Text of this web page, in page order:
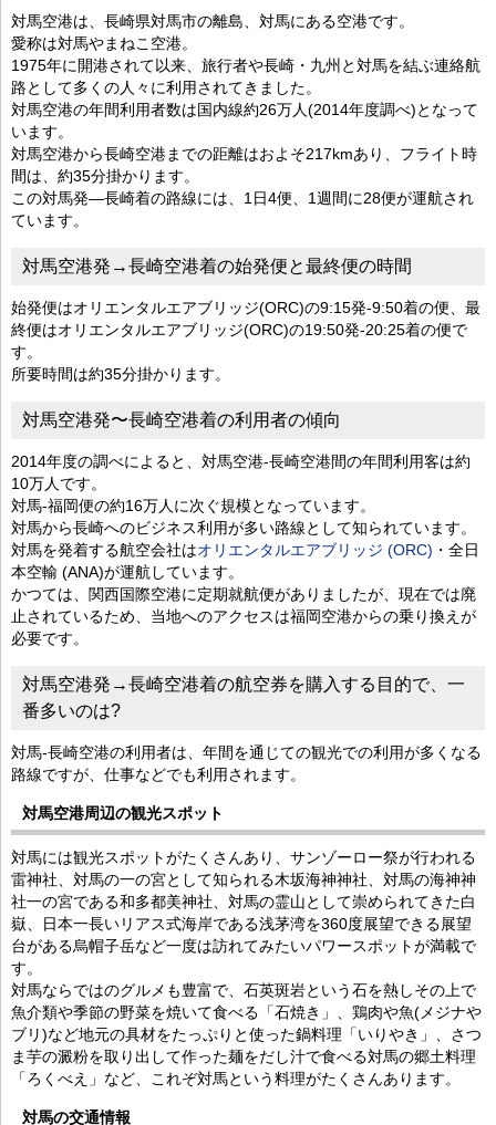
対馬空港は、長崎県対馬市の離島、対馬にある空港です。
愛称は対馬やまねこ空港。
1975年に開港されて以来、旅行者や長崎・九州と対馬を結ぶ連絡航
路として多くの人々に利用されてきました。
対馬空港の年間利用者数は国内線約26万人(2014年度調べ)となって
います。
対馬空港から長崎空港までの距離はおよそ217kmあり、フライト時
間は、約35分掛かります。
この対馬発―長崎着の路線には、1日4便、1週間に28便が運航され
ています。
対馬空港発→長崎空港着の始発便と最終便の時間
始発便はオリエンタルエアブリッジ(ORC)の9:15発-9:50着の便、最
終便はオリエンタルエアブリッジ(ORC)の19:50発-20:25着の便で
す。
所要時間は約35分掛かります。
対馬空港発〜長崎空港着の利用者の傾向
2014年度の調べによると、対馬空港-長崎空港間の年間利用客は約
10万人です。
対馬-福岡便の約16万人に次ぐ規模となっています。
対馬から長崎へのビジネス利用が多い路線として知られています。
対馬を発着する航空会社はオリエンタルエアブリッジ (ORC) ・全日
本空輸 (ANA)が運航しています。
かつては、関西国際空港に定期就航便がありましたが、現在では廃
止されているため、当地へのアクセスは福岡空港からの乗り換えが
必要です。
対馬空港発→長崎空港着の航空券を購入する目的で、一
番多いのは?
対馬-長崎空港の利用者は、年間を通じての観光での利用が多くなる
路線ですが、仕事などでも利用されます。
対馬空港周辺の観光スポット
対馬には観光スポットがたくさんあり、サンゾーロー祭が行われる
雷神社、対馬の一の宮として知られる木坂海神神社、対馬の海神神
社一の宮である和多都美神社、対馬の霊山として崇められてきた白
嶽、日本一長いリアス式海岸である浅茅湾を360度展望できる展望
台がある烏帽子岳など一度は訪れてみたいパワースポットが満載で
す。
対馬ならではのグルメも豊富で、石英斑岩という石を熱しその上で
魚介類や季節の野菜を焼いて食べる「石焼き」、鶏肉や魚(メジナや
ブリ)など地元の具材をたっぷりと使った鍋料理「いりやき」、さつ
ま芋の澱粉を取り出して作った麺をだし汁で食べる対馬の郷土料理
「ろくべえ」など、これぞ対馬という料理がたくさんあります。
対馬の交通情報